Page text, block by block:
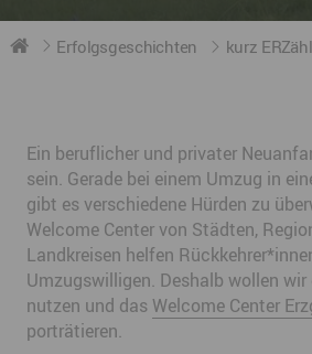
Erfolgsgeschichten kurz
Ein beruflicher und privater
sein. Gerade bei einem Umzug in
gibt es verschiedene Hürden zu
Welcome Center von Städten,
Landkreisen helfen
Umzugswilligen. Deshalb wollen wir
nutzen und das Welcome Center
porträtieren.